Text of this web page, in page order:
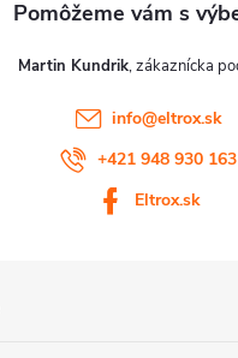
Martin Kundrik
info@eltrox.sk
+421 948 930 163
Eltrox.sk